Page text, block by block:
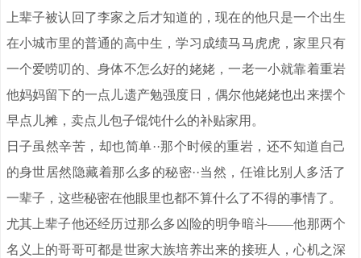
上辈子被认回了李家之后才知道的，现在的他只是一个出生
在小城市里的普通的高中生，学习成绩马马虎虎，家里只有
一个爱唠叨的、身体不怎么好的姥姥，一老一小就靠着重岩
他妈妈留下的一点儿遗产勉强度日，偶尔他姥姥也出来摆个
早点儿摊，卖点儿包子馄饨什么的补贴家用。
日子虽然辛苦，却也简单··那个时候的重岩，还不知道自己
的身世居然隐藏着那么多的秘密··当然，任谁比别人多活了
一辈子，这些秘密在他眼里也都不算什么了不得的事情了。
尤其上辈子他还经历过那么多凶险的明争暗斗——他那两个
名义上的哥哥可都是世家大族培养出来的接班人，心机之深